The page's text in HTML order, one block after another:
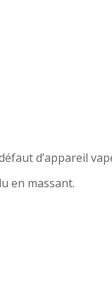
d’appareil
en massant.